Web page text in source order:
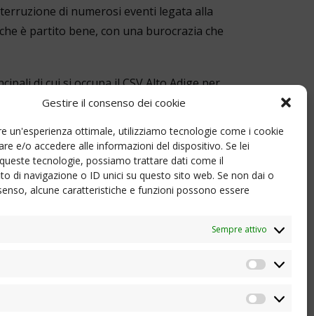
Gestire il consenso dei cookie
un'esperienza ottimale, utilizziamo tecnologie come i cookie
e/o accedere alle informazioni del dispositivo. Se lei
tecnologie, possiamo trattare dati come il
di navigazione o ID unici su questo sito web. Se non dai o
alcune caratteristiche e funzioni possono essere
Sempre attivo
di numerosi eventi legata alla
è partito bene, con una burocrazia che
di cui si occupa il CSV Alto Adige per
le difficoltà in materia di
e delle entrate nel senso della
di ogni tipo. Inoltre, ci sono assegni
da parte nostra”, spiega Seitz.
e volontario Simon Waldner,
il direttore SIAE Lucca Cattani, il direttore